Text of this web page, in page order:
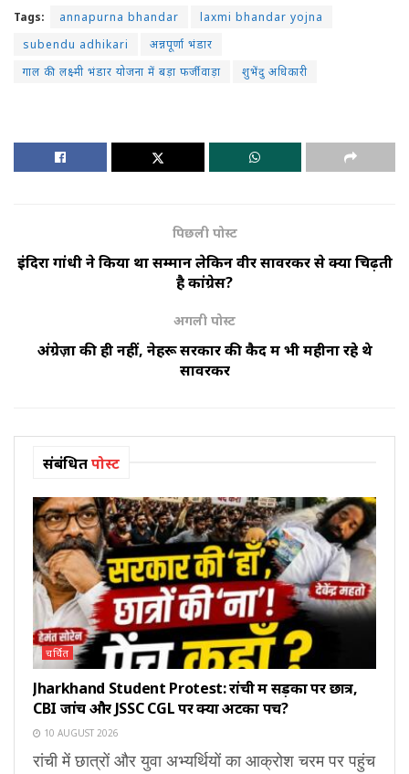
Tags: annapurna bhandar
laxmi bhandar yojna
subendu adhikari
अन्नपूर्णा भंडार
गाल की लक्ष्मी भंडार योजना में बड़ा फर्जीवाड़ा
शुभेंदु अधिकारी
पिछली पोस्ट
इंदिरा गांधी ने किया था सम्मान लेकिन वीर सावरकर से क्यों चिढ़ती
है कांग्रेस?
अगली पोस्ट
अंग्रेज़ों की ही नहीं, नेहरू सरकार की कैद में भी महीनों रहे थे
सावरकर
संबंधितपोस्ट
चर्चित
Jharkhand Student Protest: रांची में सड़कों पर छात्र,
CBI जांच और JSSC CGL पर क्यों अटका पेंच?
10 AUGUST 2026
रांची में छात्रों और युवा अभ्यर्थियों का आक्रोश चरम पर पहुंच